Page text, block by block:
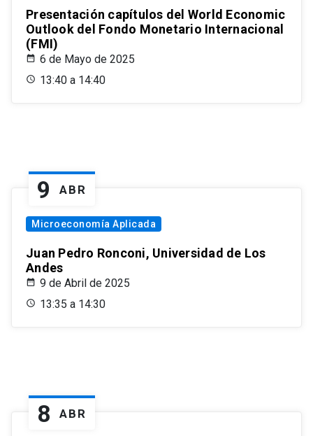
Presentación capítulos del World Economic
Outlook del Fondo Monetario Internacional
(FMI)
6 de Mayo de 2025
13:40 a 14:40
9 ABR
Microeconomía Aplicada
Juan Pedro Ronconi, Universidad de Los
Andes
9 de Abril de 2025
13:35 a 14:30
8 ABR